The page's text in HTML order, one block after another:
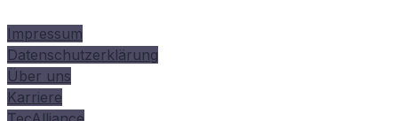
Impressum
Datenschutzerklärung
Über uns
Karriere